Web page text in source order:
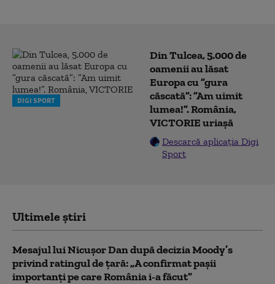
DIGI SPORT
Din Tulcea, 5.000 de
oamenii au lăsat
Europa cu ”gura
căscată”: ”Am uimit
lumea!”. România,
VICTORIE uriașă
Descarcă aplicația Digi
Sport
Ultimele știri
Mesajul lui Nicușor Dan după decizia Moody’s
privind ratingul de țară: „A confirmat pașii
importanți pe care România i-a făcut”